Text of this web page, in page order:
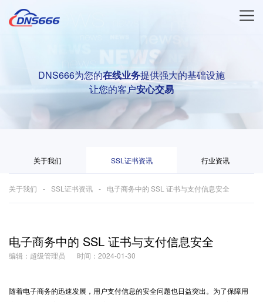
DNS666为您的在线业务提供强大的基础设施
让您的客户安心交易
关于我们 SSL证书资讯 行业资讯
关于我们 SSL证书资讯 电子商务中的 SSL 证书与支付信息安全
电子商务中的 SSL 证书与支付信息安全
编辑：超级管理员 时间：2024-01-30
随着电子商务的迅速发展，用户支付信息的安全问题也日益突出。为了保障用